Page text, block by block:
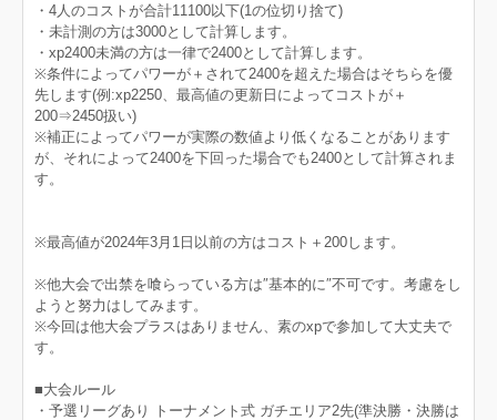
・4人のコストが合計11100以下(1の位切り捨て)
・未計測の方は3000として計算します。
・xp2400未満の方は一律で2400として計算します。
※条件によってパワーが＋されて2400を超えた場合はそちらを優
先します(例:xp2250、最高値の更新日によってコストが＋
200⇒2450扱い)
※補正によってパワーが実際の数値より低くなることがあります
が、それによって2400を下回った場合でも2400として計算されま
す。
※最高値が2024年3月1日以前の方はコスト＋200します。
※他大会で出禁を喰らっている方は″基本的に″不可です。考慮をし
ようと努力はしてみます。
※今回は他大会プラスはありません、素のxpで参加して大丈夫で
す。
■大会ルール
・予選リーグあり トーナメント式 ガチエリア2先(準決勝・決勝は